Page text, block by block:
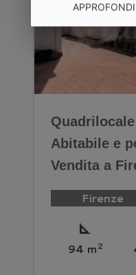
Abitabile e
Vendita a
Firenze
square_foot
94 m2